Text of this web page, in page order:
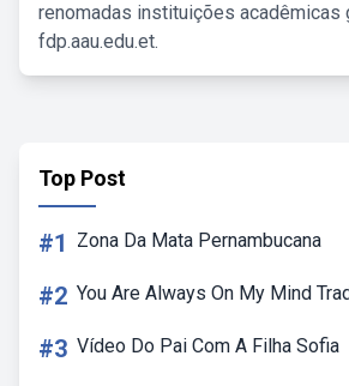
renomadas instituições acadêmicas
fdp.aau.edu.et.
Top Post
#1 Zona Da Mata Pernambucana
#2 You Are Always On My Mind
#3 Vídeo Do Pai Com A Filha Sofia